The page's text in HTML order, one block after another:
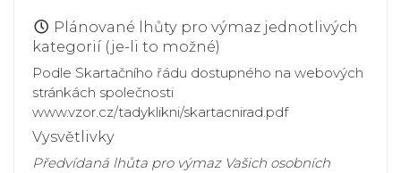
Plánované lhůty pro výmaz jednotlivých
kategorií (je-li to možné)
Podle Skartačního řádu dostupného na webových
stránkách společnosti
www.vzor.cz/tadyklikni/skartacnirad.pdf
Vysvětlivky
Předvídaná lhůta pro výmaz Vašich osobních